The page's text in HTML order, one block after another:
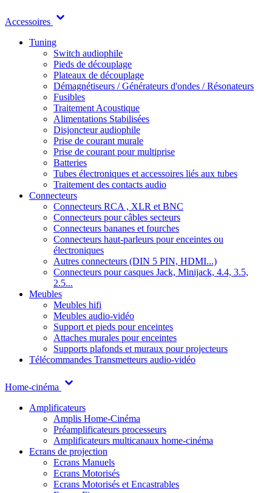
Accessoires
Tuning
Switch audiophile
Pieds de découplage
Plateaux de découplage
Démagnétiseurs / Générateurs d'ondes / Résonateurs
Fusibles
Traitement Acoustique
Alimentations Stabilisées
Disjoncteur audiophile
Prise de courant murale
Prise de courant pour multiprise
Batteries
Tubes électroniques et accessoires liés aux tubes
Traitement des contacts audio
Connecteurs
Connecteurs RCA , XLR et BNC
Connecteurs pour câbles secteurs
Connecteurs bananes et fourches
Connecteurs haut-parleurs pour enceintes ou
électroniques
Autres connecteurs (DIN 5 PIN, HDMI...)
Connecteurs pour casques Jack, Minijack, 4.4, 3.5,
2.5...
Meubles
Meubles hifi
Meubles audio-vidéo
Support et pieds pour enceintes
Attaches murales pour enceintes
Supports plafonds et muraux pour projecteurs
Télécommandes Transmetteurs audio-vidéo
Home-cinéma
Amplificateurs
Amplis Home-Cinéma
Préamplificateurs processeurs
Amplificateurs multicanaux home-cinéma
Ecrans de projection
Ecrans Manuels
Ecrans Motorisés
Ecrans Motorisés et Encastrables